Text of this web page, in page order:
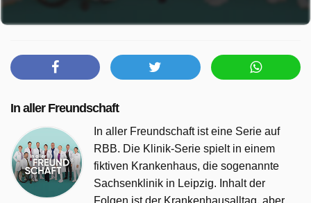
doch es sieht nicht gut aus.
zuerst am Dienstag 20 August 2024 gepostet.
In aller Freundschaft
In aller Freundschaft ist eine Serie auf
RBB. Die Klinik-Serie spielt in einem
fiktiven Krankenhaus, die sogenannte
Sachsenklinik in Leipzig. Inhalt der
Folgen ist der Krankenhausalltag, aber